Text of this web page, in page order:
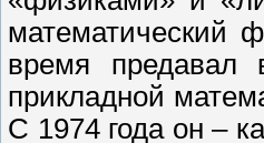
математический
время предавал
прикладной
С 1974 года он –